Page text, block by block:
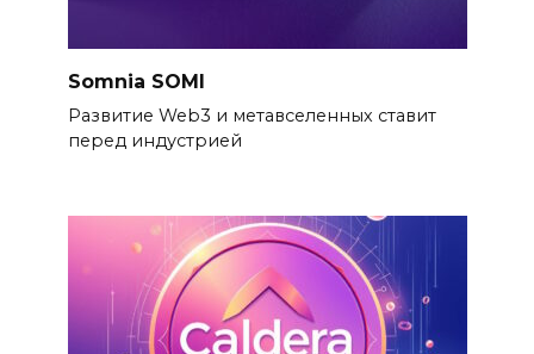
Somnia SOMI
Развитие Web3 и метавселенных ставит
перед индустрией